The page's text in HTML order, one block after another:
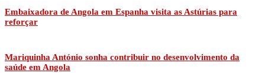
Embaixadora de Angola em Espanha visita as Astúrias para
reforçar
Mariquinha António sonha contribuir no desenvolvimento da
saúde em Angola